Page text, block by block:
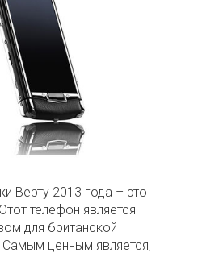
Верту 2013 года – это
телефон является
для британской
ценным является,